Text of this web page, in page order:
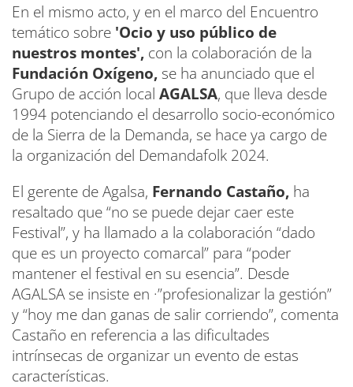
En el mismo acto, y en el marco del Encuentro
temático sobre 'Ocio y uso público de
nuestros montes', con la colaboración de la
Fundación Oxígeno, se ha anunciado que el
Grupo de acción local AGALSA, que lleva desde
1994 potenciando el desarrollo socio-económico
de la Sierra de la Demanda, se hace ya cargo de
la organización del Demandafolk 2024.
El gerente de Agalsa, Fernando Castaño, ha
resaltado que “no se puede dejar caer este
Festival”, y ha llamado a la colaboración “dado
que es un proyecto comarcal” para “poder
mantener el festival en su esencia”. Desde
AGALSA se insiste en ·”profesionalizar la gestión”
y “hoy me dan ganas de salir corriendo”, comenta
Castaño en referencia a las dificultades
intrínsecas de organizar un evento de estas
características.